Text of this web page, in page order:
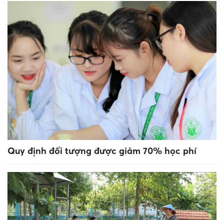
Quy định đối tượng được giảm 70% học phí